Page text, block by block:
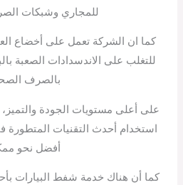
للمجاري وشبكات
كما ان الشركة تعمل على أخضاع
للتغلب على الاندسدادات الصعبة
بالصرف
على أعلى مستويات الجودة والتميز،
استخدام أحدث التقنيات المتطورة
أفضل نحو
كما أن هناك خدمة شفط البيارات